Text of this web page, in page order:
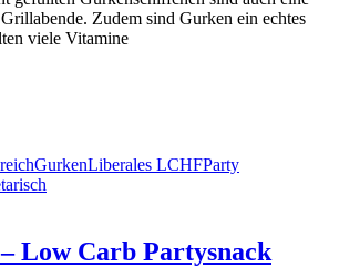
Zudem sind Gurken ein echtes
viele Vitamine
GurkenLiberales LCHFParty
Low Carb Partysnack